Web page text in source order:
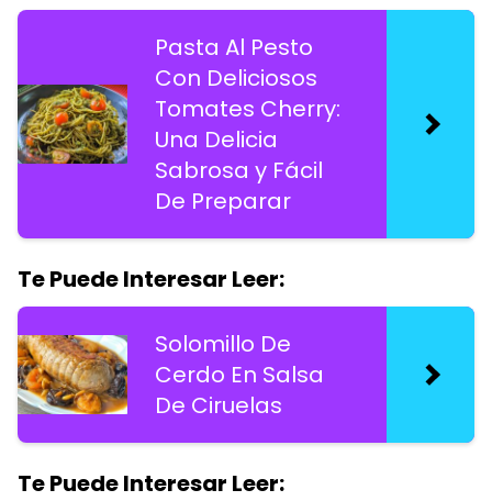
Pasta Al Pesto
Con Deliciosos
Tomates Cherry:
Una Delicia
Sabrosa y Fácil
De Preparar
Te Puede Interesar Leer:
Solomillo De
Cerdo En Salsa
De Ciruelas
Te Puede Interesar Leer: